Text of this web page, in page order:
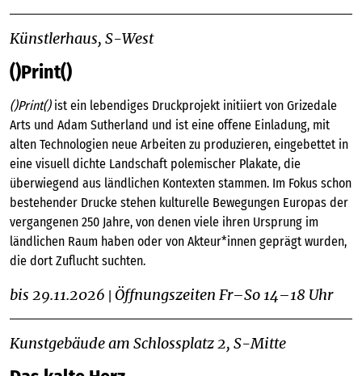
Künstlerhaus, S-West
()Print()
()Print()ist ein lebendiges Druckprojekt initiiert von Grizedale
Arts und Adam Sutherland und ist eine offene Einladung, mit
alten Technologien neue Arbeiten zu produzieren, eingebettet in
eine visuell dichte Landschaft polemischer Plakate, die
überwiegend aus ländlichen Kontexten stammen. Im Fokus schon
bestehender Drucke stehen kulturelle Bewegungen Europas der
vergangenen 250 Jahre, von denen viele ihren Ursprung im
ländlichen Raum haben oder von Akteur*innen geprägt wurden,
die dort Zuflucht suchten.
bis 29.11.2026 Öffnungszeiten Fr–So 14–18 Uhr
Kunstgebäude am Schlossplatz 2, S-Mitte